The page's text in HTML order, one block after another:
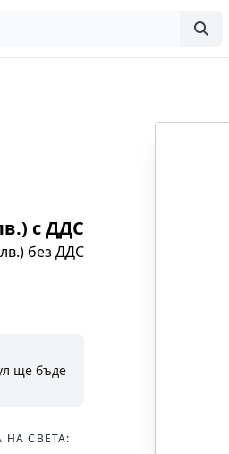
с ДДС
без ДДС
ще бъде
НА СВЕТА: